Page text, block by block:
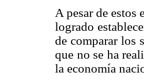
A pesar de estos
logrado
de comparar los
que no se ha
la economía